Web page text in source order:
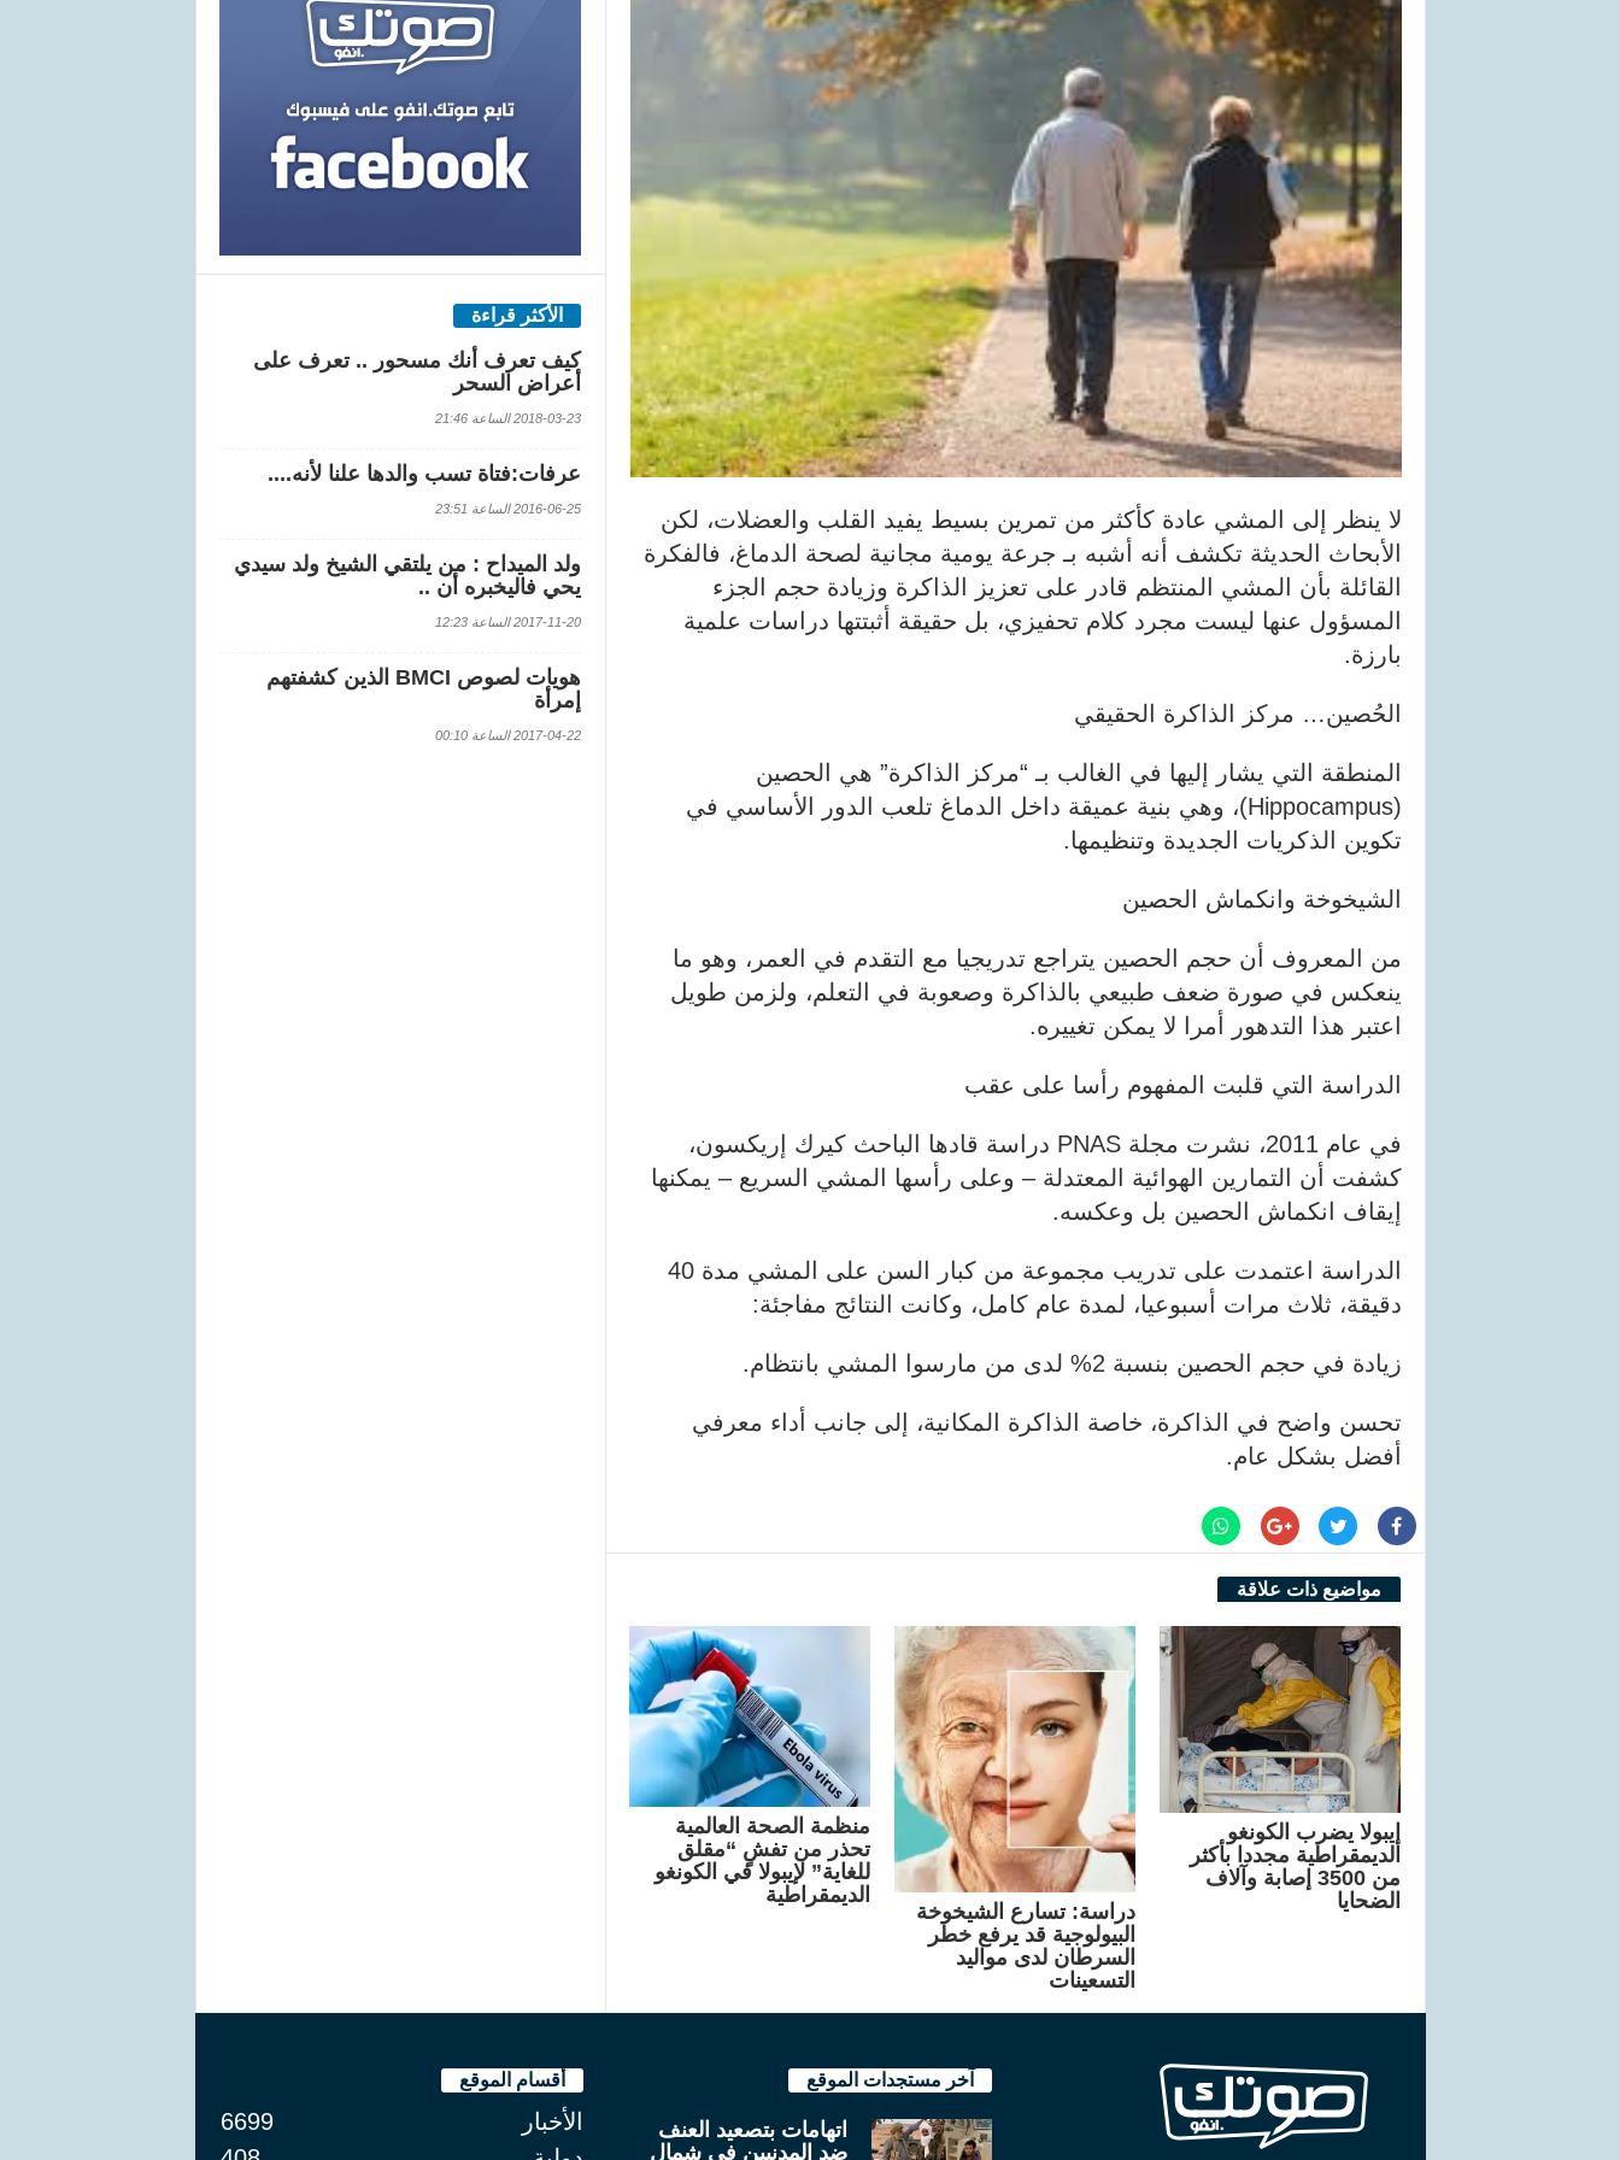
لا ينظر إلى المشي عادة كأكثر من تمرين بسيط يفيد القلب والعضلات، لكن
الأبحاث الحديثة تكشف أنه أشبه بـ جرعة يومية مجانية لصحة الدماغ، فالفكرة
القائلة بأن المشي المنتظم قادر على تعزيز الذاكرة وزيادة حجم الجزء
المسؤول عنها ليست مجرد كلام تحفيزي، بل حقيقة أثبتتها دراسات علمية
بارزة.
الحُصين… مركز الذاكرة الحقيقي
المنطقة التي يشار إليها في الغالب بـ “مركز الذاكرة” هي الحصين
(Hippocampus)، وهي بنية عميقة داخل الدماغ تلعب الدور الأساسي في
تكوين الذكريات الجديدة وتنظيمها.
الشيخوخة وانكماش الحصين
من المعروف أن حجم الحصين يتراجع تدريجيا مع التقدم في العمر، وهو ما
ينعكس في صورة ضعف طبيعي بالذاكرة وصعوبة في التعلم، ولزمن طويل
اعتبر هذا التدهور أمرا لا يمكن تغييره.
الدراسة التي قلبت المفهوم رأسا على عقب
في عام 2011، نشرت مجلة PNAS دراسة قادها الباحث كيرك إريكسون،
كشفت أن التمارين الهوائية المعتدلة – وعلى رأسها المشي السريع – يمكنها
إيقاف انكماش الحصين بل وعكسه.
الدراسة اعتمدت على تدريب مجموعة من كبار السن على المشي مدة 40
دقيقة، ثلاث مرات أسبوعيا، لمدة عام كامل، وكانت النتائج مفاجئة:
زيادة في حجم الحصين بنسبة 2% لدى من مارسوا المشي بانتظام.
تحسن واضح في الذاكرة، خاصة الذاكرة المكانية، إلى جانب أداء معرفي
أفضل بشكل عام.
مواضيع ذات علاقة
إيبولا يضرب الكونغو
الديمقراطية مجددا بأكثر
من 3500 إصابة وآلاف
الضحايا
دراسة: تسارع الشيخوخة
البيولوجية قد يرفع خطر
السرطان لدى مواليد
التسعينات
منظمة الصحة العالمية
تحذر من تفشٍ “مقلق
للغاية” لإيبولا في الكونغو
الديمقراطية
الأكثر قراءة
كيف تعرف أنك مسحور .. تعرف على
أعراض السحر
2018-03-23 الساعة 21:46
عرفات:فتاة تسب والدها علنا لأنه....
2016-06-25 الساعة 23:51
ولد الميداح : من يلتقي الشيخ ولد سيدي
يحي فاليخبره أن ..
2017-11-20 الساعة 12:23
هويات لصوص BMCI الذين كشفتهم
إمرأة
2017-04-22 الساعة 00:10
آخر مستجدات الموقع
اتهامات بتصعيد العنف
ضد المدنيين في شمال
أقسام الموقع
الأخبار
6699